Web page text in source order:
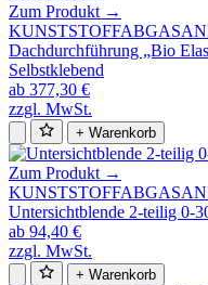
Zum Produkt →
Dachdurchführung „Bio
Selbstklebend
ab 377,30 €
zzgl. MwSt.
+ Warenkorb
Zum Produkt →
Untersichtblende 2-teilig 0-
ab 94,40 €
zzgl. MwSt.
+ Warenkorb